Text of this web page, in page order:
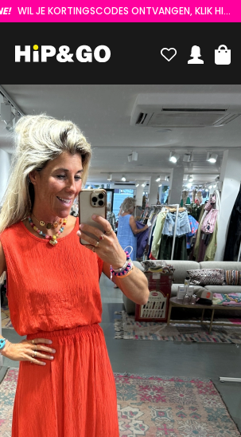
WIL JE KORTINGSCODES ONTVANGEN, KLIK HIER :)